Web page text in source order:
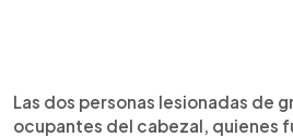
Las dos personas lesionadas de
ocupantes del cabezal, quienes